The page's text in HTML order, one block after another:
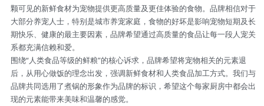
颗可见的新鲜食材为宠物提供更高质量及更佳体验的食物。品牌相信对于
大部分养宠人士，特别是城市养宠家庭，食物的好坏是影响宠物短期及长
期快乐、健康的最主要因素，品牌希望通过高质量的食品让每一段人宠关
系都充满信赖和爱。
围绕“人类食品等级的鲜粮”的核心诉求，品牌希望将宠物相关的元素退
后，从用心做饭的理念出发，强调新鲜食材和人类食品加工方式。我们与
品牌共同选用了煮锅的形象作为品牌的标识，希望这个每家厨房中都会出
现的元素能带来美味和温馨的感觉。